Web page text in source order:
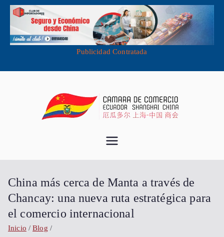
Publicidad Contratada
Comercio
Ecuador
Shanghái
Importa desde China - Compra en
China más cerca de Manta a través de
Chancay: una nueva ruta estratégica para
el comercio internacional
Inicio
Blog